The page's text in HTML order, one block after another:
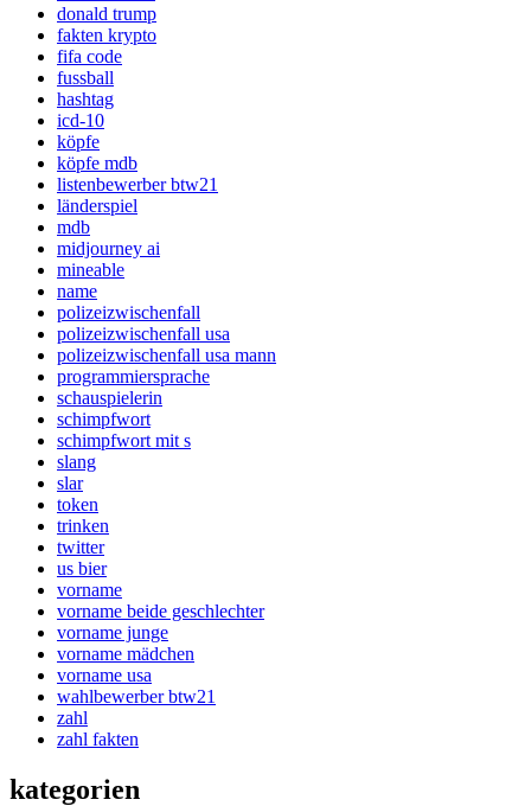
donald trump
fakten krypto
fifa code
fussball
hashtag
icd-10
köpfe
köpfe mdb
listenbewerber btw21
länderspiel
mdb
midjourney ai
mineable
name
polizeizwischenfall
polizeizwischenfall usa
polizeizwischenfall usa mann
programmiersprache
schauspielerin
schimpfwort
schimpfwort mit s
slang
slar
token
trinken
twitter
us bier
vorname
vorname beide geschlechter
vorname junge
vorname mädchen
vorname usa
wahlbewerber btw21
zahl
zahl fakten
kategorien